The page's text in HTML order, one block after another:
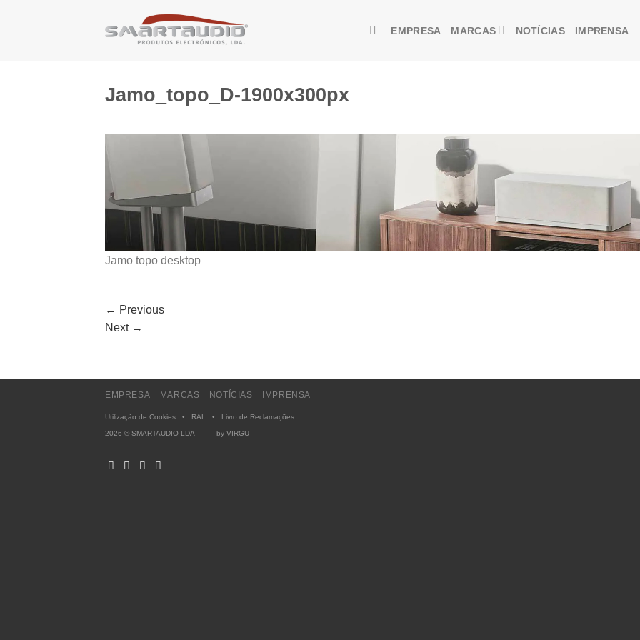
EMPRESA MARCAS NOTÍCIAS IMPRENSA
Jamo_topo_D-1900x300px
Jamo topo desktop
← Previous
Next →
EMPRESA MARCAS NOTÍCIAS IMPRENSA
Utilização de Cookies • RAL • Livro de Reclamações
2026 © SMARTAUDIO LDA by VIRGU